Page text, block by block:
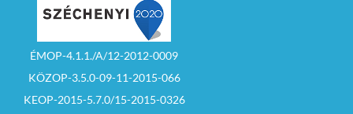
ÉMOP-4.1.1./A/12-2012-0009
KÖZOP-3.5.0-09-11-2015-066
KEOP-2015-5.7.0/15-2015-0326